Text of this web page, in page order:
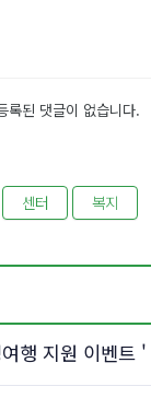
록된 댓글이 없습니다.
센터 복지
행 지원 이벤트